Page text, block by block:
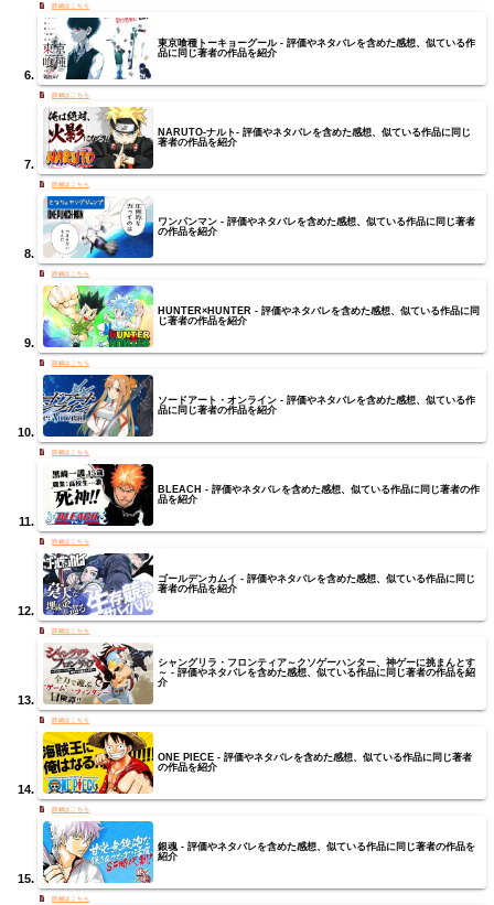
東京喰種トーキョーグール - 評価やネタバレを含めた感想、似ている作
品に同じ著者の作品を紹介
NARUTO-ナルト- 評価やネタバレを含めた感想、似ている作品に同じ
著者の作品を紹介
ワンパンマン - 評価やネタバレを含めた感想、似ている作品に同じ著者
の作品を紹介
HUNTER×HUNTER - 評価やネタバレを含めた感想、似ている作品に同
じ著者の作品を紹介
ソードアート・オンライン - 評価やネタバレを含めた感想、似ている作
品に同じ著者の作品を紹介
BLEACH - 評価やネタバレを含めた感想、似ている作品に同じ著者の作
品を紹介
ゴールデンカムイ - 評価やネタバレを含めた感想、似ている作品に同じ
著者の作品を紹介
シャングリラ・フロンティア～クソゲーハンター、神ゲーに挑まんとす
～ - 評価やネタバレを含めた感想、似ている作品に同じ著者の作品を紹
介
ONE PIECE - 評価やネタバレを含めた感想、似ている作品に同じ著者
の作品を紹介
銀魂 - 評価やネタバレを含めた感想、似ている作品に同じ著者の作品を
紹介